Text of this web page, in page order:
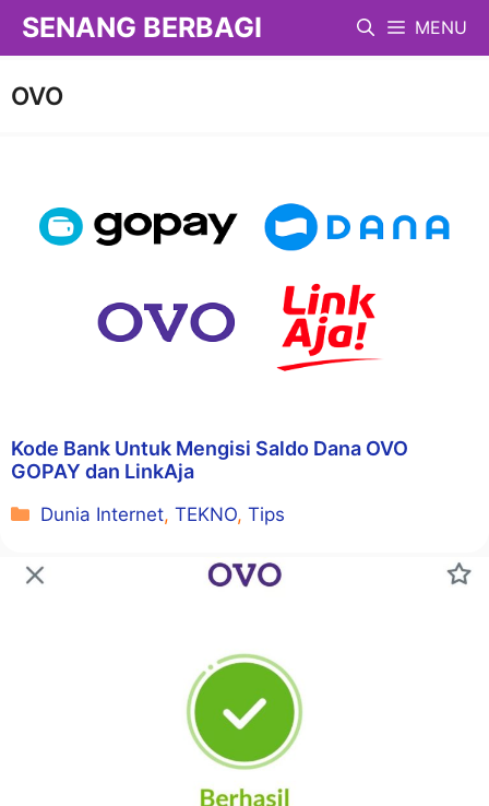
Langsung
SENANG BERBAGI MENU
OVO
Kode Bank Untuk Mengisi Saldo Dana OVO
GOPAY dan LinkAja
Kategori
Dunia Internet,TEKNO,Tips